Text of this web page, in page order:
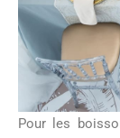
Pour les